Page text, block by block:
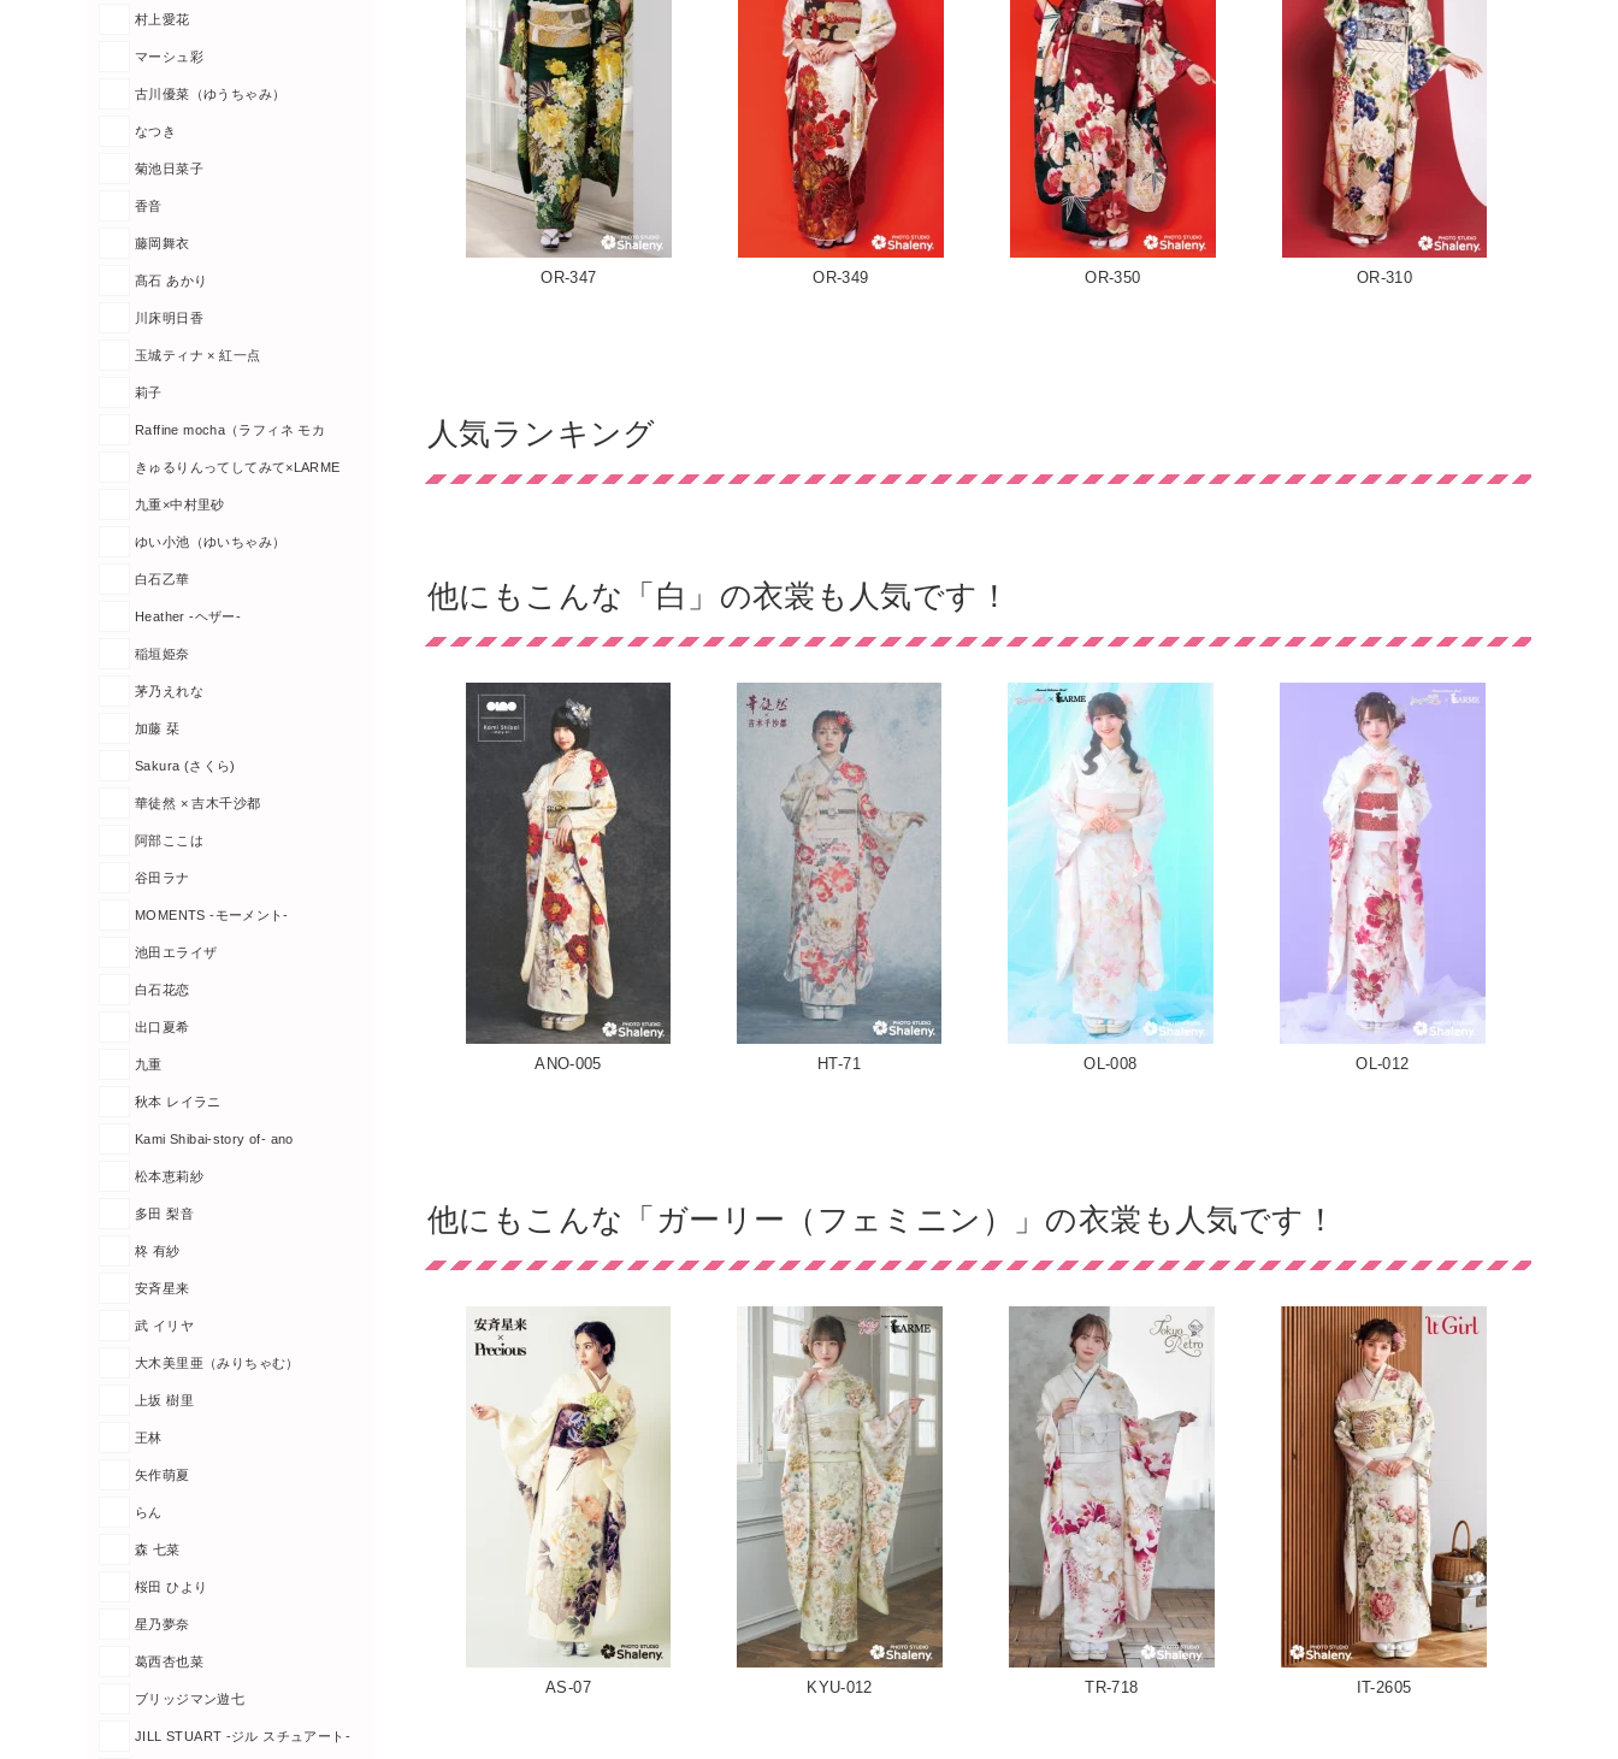
OR-347 OR-349 OR-350 OR-310
人気ランキング
他にもこんな「白」の衣裳も人気です！
ANO-005 HT-71 OL-008 OL-012
他にもこんな「ガーリー（フェミニン）」の衣裳も人気です！
AS-07 KYU-012 TR-718 IT-2605
村上愛花
マーシュ彩
古川優菜（ゆうちゃみ）
なつき
菊池日菜子
香音
藤岡舞衣
髙石 あかり
川床明日香
玉城ティナ × 紅一点
莉子
Raffine mocha（ラフィネ モカ
きゅるりんってしてみて×LARME
九重×中村里砂
ゆい小池（ゆいちゃみ）
白石乙華
Heather -ヘザー-
稲垣姫奈
茅乃えれな
加藤 栞
Sakura (さくら)
華徒然 × 吉木千沙都
阿部ここは
谷田ラナ
MOMENTS -モーメント-
池田エライザ
白石花恋
出口夏希
九重
秋本 レイラニ
Kami Shibai-story of- ano
松本恵莉紗
多田 梨音
柊 有紗
安斉星来
武 イリヤ
大木美里亜（みりちゃむ）
上坂 樹里
王林
矢作萌夏
らん
森 七菜
桜田 ひより
星乃夢奈
葛西杏也菜
ブリッジマン遊七
JILL STUART -ジル スチュアート-